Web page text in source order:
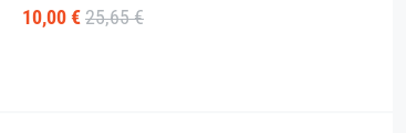
10,00 € 25,65 €